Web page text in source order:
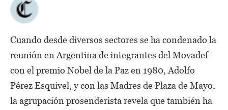
Cuando desde diversos sectores se ha condenado la
reunión en Argentina de integrantes del Movadef
con el premio Nobel de la Paz en 1980, Adolfo
Pérez Esquivel, y con las Madres de Plaza de Mayo,
la agrupación prosenderista revela que también ha